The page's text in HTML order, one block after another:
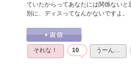
ていたからってあなたには関係ないと
別に、ディスってなんかないですよ。
それな！ 10 うーん…